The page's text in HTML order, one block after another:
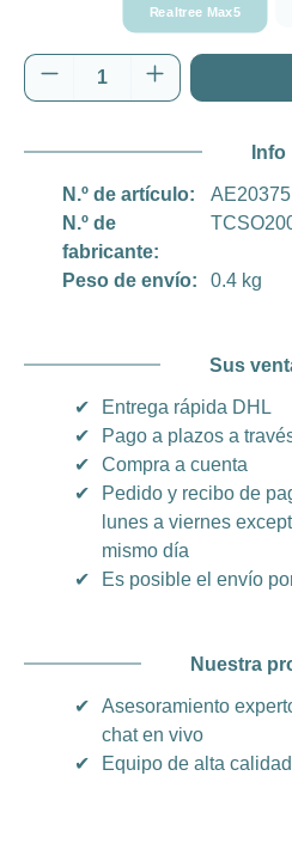
Realtree Max5
Cantidad del
Info
N.º de artículo:
N.º de
fabricante:
Peso de envío: 0.4 kg
Sus
✔
Entrega rápida DHL
✔
Pago a plazos a
✔
Compra a cuenta
✔
Pedido y recibo de
lunes a viernes
mismo día
✔
Es posible el envío
Nuestra
✔
Asesoramiento
chat en vivo
✔
Equipo de alta calidad